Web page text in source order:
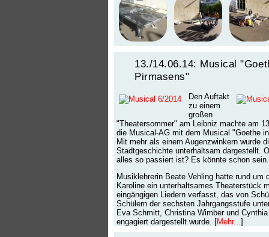
13./14.06.14: Musical
Pirmasens"
Den Auftakt
zu einem
großen
"Theatersommer" am Leibniz machte am
die Musical-AG mit dem Musical "Goethe
Mit mehr als einem Augenzwinkern wurde
Stadtgeschichte unterhaltsam dargestellt.
alles so passiert ist? Es könnte schon
Musiklehrerin Beate Vehling hatte rund um
Karoline ein unterhaltsames Theaterstück
eingängigen Liedern verfasst, das von
Schülern der sechsten Jahrgangsstufe
Eva Schmitt, Christina Wimber und
engagiert dargestellt wurde. [Mehr... ]